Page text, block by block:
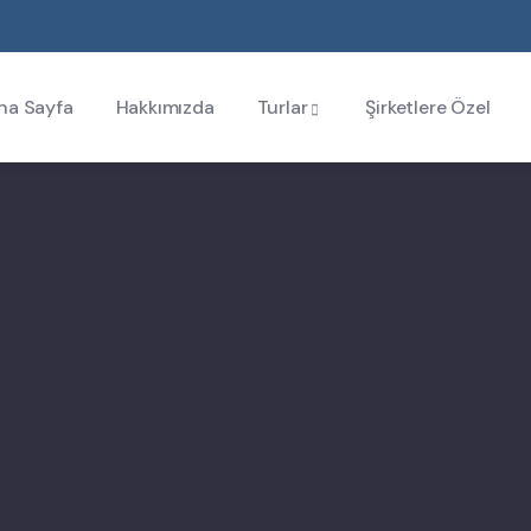
Sayfa Hakkımızda Turlar Şirketlere Özel